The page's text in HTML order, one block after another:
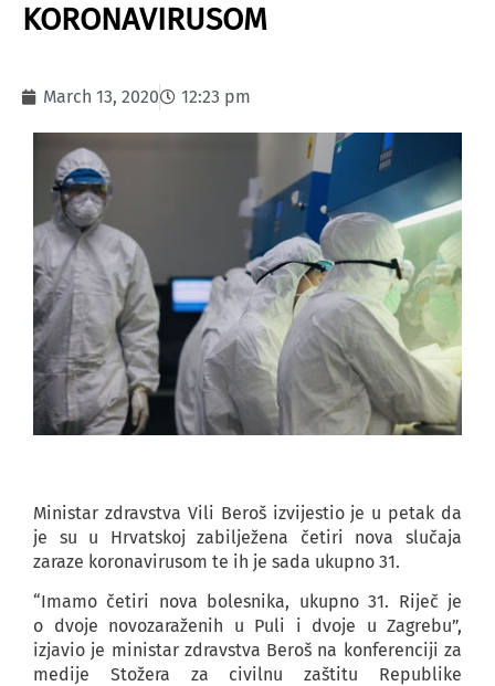
KORONAVIRUSOM
March 13, 2020 12:23 pm
Ministar zdravstva Vili Beroš izvijestio je u petak da
je su u Hrvatskoj zabilježena četiri nova slučaja
zaraze koronavirusom te ih je sada ukupno 31.
“Imamo četiri nova bolesnika, ukupno 31. Riječ je
o dvoje novozaraženih u Puli i dvoje u Zagrebu”,
izjavio je ministar zdravstva Beroš na konferenciji za
medije Stožera za civilnu zaštitu Republike